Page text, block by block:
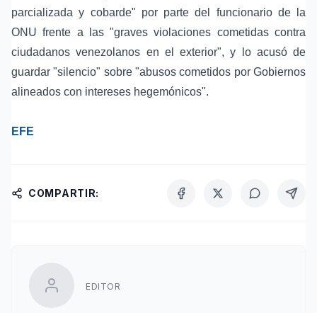
parcializada y cobarde" por parte del funcionario de la
ONU frente a las "graves violaciones cometidas contra
ciudadanos venezolanos en el exterior", y lo acusó de
guardar "silencio" sobre "abusos cometidos por Gobiernos
alineados con intereses hegemónicos".
EFE
COMPARTIR:
EDITOR